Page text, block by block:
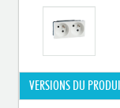
VERSIONS DU PRODUIT